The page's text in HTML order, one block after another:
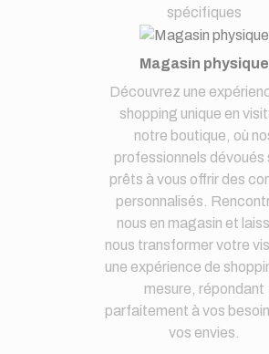
spécifiques
Magasin physique
Découvrez une
shopping unique en
notre boutique, où
professionnels dévoués
prêts à vous offrir des
personnalisés.
nous en magasin et
nous transformer votre
une expérience de
mesure, répondant
parfaitement à vos
vos envies.